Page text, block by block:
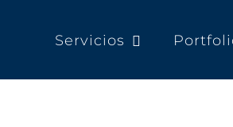
Servicios